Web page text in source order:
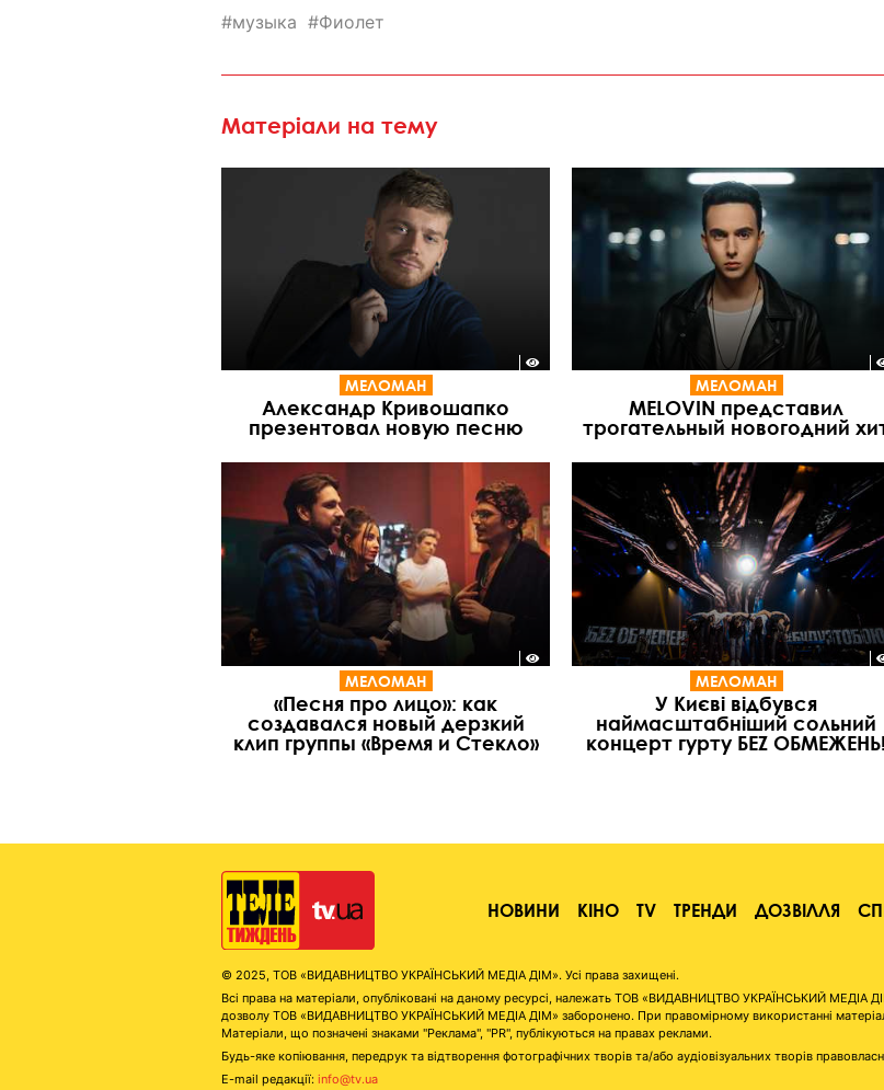
музыка Фиолет
Матеріали на тему
МЕЛОМАН
Александр Кривошапко
презентовал новую песню
МЕЛОМАН
MELOVIN представил
трогательный новогодний
МЕЛОМАН
«Песня про лицо»: как
создавался новый дерзкий
клип группы «Время и Стекло»
МЕЛОМАН
У Києві відбувся
наймасштабніший сольний
концерт гурту БЕZ ОБМЕЖЕНЬ!
НОВИНИ КІНО TV ТРЕНДИ ДОЗВІЛЛЯ
© 2025, ТОВ «ВИДАВНИЦТВО УКРАЇНСЬКИЙ МЕДІА ДІМ». Усі права захищені.
Всі права на матеріали, опубліковані на даному ресурсі, належать ТОВ «ВИДАВНИЦТВО УКРАЇНСЬКИЙ МЕДІА
дозволу ТОВ «ВИДАВНИЦТВО УКРАЇНСЬКИЙ МЕДІА ДІМ» заборонено. При правомірному використанні
Матеріали, що позначені знаками "Реклама", "PR", публікуються на правах реклами.
Будь-яке копіювання, передрук та відтворення фотографічних творів та/або аудіовізуальних творів
E-mail редакції: info@tv.ua